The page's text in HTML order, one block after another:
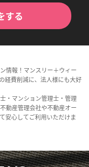
する
情報！マンスリー＋ウィー
経費削減に、法人様にも大好
・マンション管理士・管理
動産管理会社や不動産オー
安心してご利用いただけま